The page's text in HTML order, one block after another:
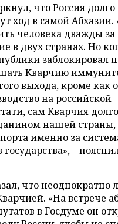
что Россия
ход в самой Абхазии.
человека дважды
в двух странах. Но
заблокировал
Кварчию
выхода, кроме как
на российской
сам Кварчия
нашей страны,
именно за
–
что неоднократно
«На встрече
в Госдуме он